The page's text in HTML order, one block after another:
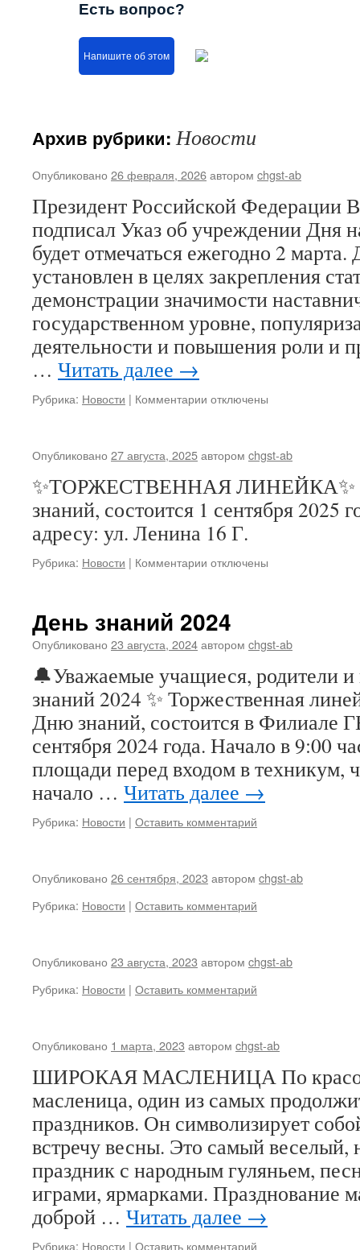
Есть вопрос?
Напишите об этом
Архив рубрики:Новости
Опубликовано 26 февраля, 2026автором chgst-ab
Президент Российской Федерации
подписал Указ об учреждении Дня
будет отмечаться ежегодно 2 марта.
установлен в целях закрепления
демонстрации значимости
государственном уровне,
деятельности и повышения роли и
… Читать далее →
Рубрика: Новости | Комментарии котключены
Опубликовано 27 августа, 2025автором chgst-ab
✨ТОРЖЕСТВЕННАЯ ЛИНЕЙКА✨
знаний, состоится 1 сентября 2025
адресу: ул. Ленина 16 Г.
Рубрика: Новости | Комментарии котключены
День знаний 2024
Опубликовано 23 августа, 2024автором chgst-ab
🔔Уважаемые учащиеся, родители
знаний 2024 ✨ Торжественная
Дню знаний, состоится в
сентября 2024 года. Начало в 9:00
площади перед входом в техникум,
начало … Читать далее →
Рубрика: Новости | Оставить комментарий
Опубликовано 26 сентября, 2023 автором chgst-ab
Рубрика: Новости | Оставить комментарий
Опубликовано 23 августа, 2023 автором chgst-ab
Рубрика: Новости | Оставить комментарий
Опубликовано 1 марта, 2023 автором chgst-ab
ШИРОКАЯ МАСЛЕНИЦА По
масленица, один из самых
праздников. Он символизирует
встречу весны. Это самый
праздник с народным гуляньем,
играми, ярмарками. Празднование
доброй … Читать далее →
Рубрика: Новости | Оставить комментарий